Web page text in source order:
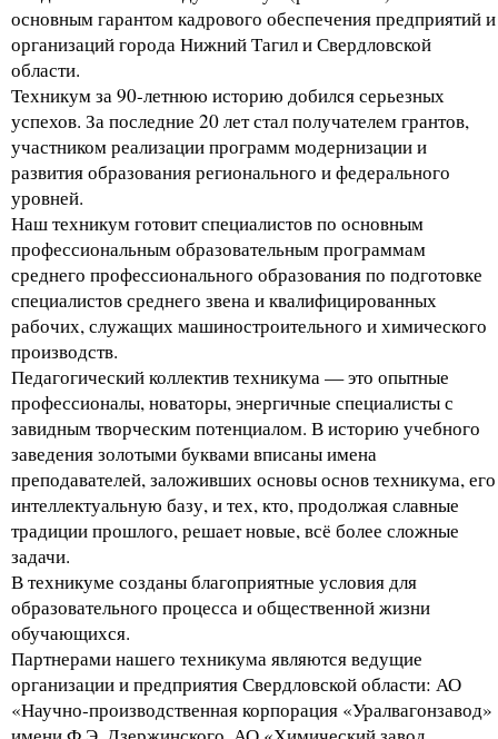
основным гарантом кадрового обеспечения предприятий и
организаций города Нижний Тагил и Свердловской
области.
Техникум за 90-летнюю историю добился серьезных
успехов. За последние 20 лет стал получателем грантов,
участником реализации программ модернизации и
развития образования регионального и федерального
уровней.
Наш техникум готовит специалистов по основным
профессиональным образовательным программам
среднего профессионального образования по подготовке
специалистов среднего звена и квалифицированных
рабочих, служащих машиностроительного и химического
производств.
Педагогический коллектив техникума — это опытные
профессионалы, новаторы, энергичные специалисты с
завидным творческим потенциалом. В историю учебного
заведения золотыми буквами вписаны имена
преподавателей, заложивших основы основ техникума, его
интеллектуальную базу, и тех, кто, продолжая славные
традиции прошлого, решает новые, всё более сложные
задачи.
В техникуме созданы благоприятные условия для
образовательного процесса и общественной жизни
обучающихся.
Партнерами нашего техникума являются ведущие
организации и предприятия Свердловской области: АО
«Научно-производственная корпорация «Уралвагонзавод»